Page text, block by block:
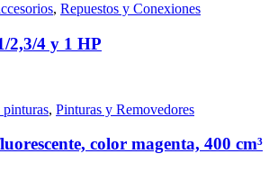
, Repuestos y Conexiones
2,3/4 y 1 HP
pinturas, Pinturas y Removedores
color magenta, 400 cm³